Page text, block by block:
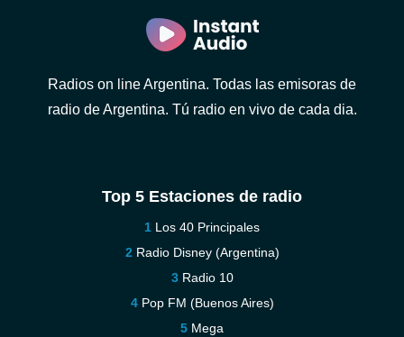
Radios on line Argentina. Todas las emisoras de
radio de Argentina. Tú radio en vivo de cada dia.
Top 5 Estaciones de radio
Los 40 Principales
Radio Disney (Argentina)
Radio 10
Pop FM (Buenos Aires)
Mega